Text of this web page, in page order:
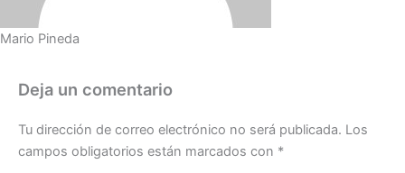
Mario Pineda
Deja un comentario
Tu dirección de correo electrónico no será publicada. Los
campos obligatorios están marcados con *